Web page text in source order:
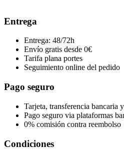
Entrega
Entrega: 48/72h
Envío gratis desde 0€
Tarifa plana portes
Seguimiento online del pedido
Pago seguro
Tarjeta, transferencia bancaria
Pago seguro via plataformas
0% comisión contra reembolso
Condiciones